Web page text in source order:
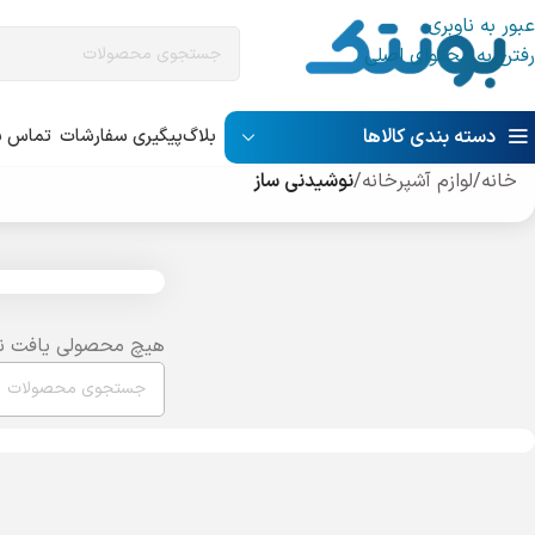
عبور به ناوبری
رفتن به محتوای اصلی
دسته بندی کالاها بلاگپیگیری سفارشات تماس
خانه/لوازم آشپرخانه/نوشیدنی ساز
هیچ محصولی یافت